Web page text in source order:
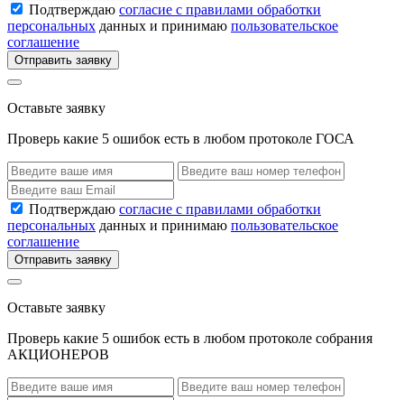
Подтверждаю согласие с правилами обработки
персональных данных и принимаю пользовательское
соглашение
Отправить заявку
Оставьте заявку
Проверь какие 5 ошибок есть в любом протоколе ГОСА
Подтверждаю согласие с правилами обработки
персональных данных и принимаю пользовательское
соглашение
Отправить заявку
Оставьте заявку
Проверь какие 5 ошибок есть в любом протоколе собрания
АКЦИОНЕРОВ